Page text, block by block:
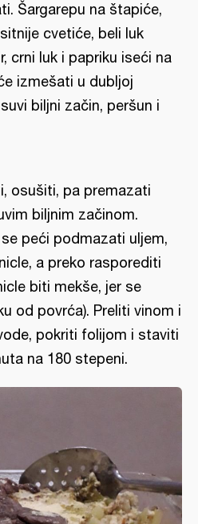
Šargarepu na štapiće,
cvetiće, beli luk
crni luk i papriku iseći na
izmešati u dubljoj
biljni začin, peršun i
osušiti, pa premazati
biljnim začinom.
peći podmazati uljem,
a preko rasporediti
biti mekše, jer se
od povrća). Preliti vinom i
pokriti folijom i staviti
na 180 stepeni.